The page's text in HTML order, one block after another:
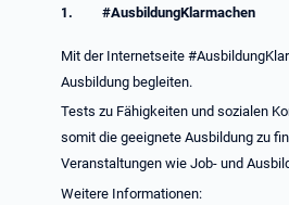
1. #AusbildungKlarmachen
Mit der Internetseite
Ausbildung begleiten.
Tests zu Fähigkeiten und sozialen
somit die geeignete Ausbildung zu
Veranstaltungen wie Job- und
Weitere Informationen: